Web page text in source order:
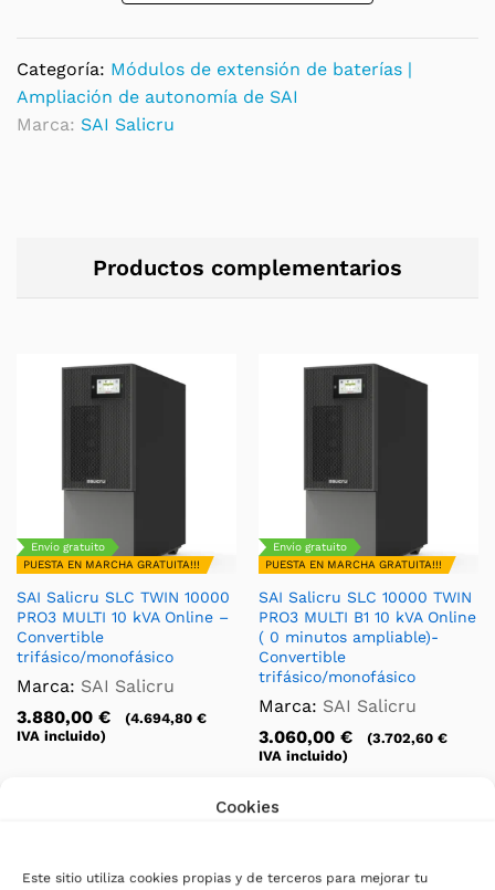
Cookies
Este sitio utiliza cookies propias y de terceros para mejorar tu
autonomía
quantity
Categoría: Módulos de extensión de baterías |
Ampliación de autonomía de SAI
Marca: SAI Salicru
Productos complementarios
Envío gratuito
PUESTA EN MARCHA GRATUITA!!!
SAI Salicru SLC TWIN 10000
PRO3 MULTI 10 kVA Online –
Convertible
trifásico/monofásico
Marca: SAI Salicru
3.880,00 € (4.694,80 €
IVA incluido)
Envío gratuito
PUESTA EN MARCHA GRATUITA!!!
SAI Salicru SLC 10000 TWIN
PRO3 MULTI B1 10 kVA Online
( 0 minutos ampliable)-
Convertible
trifásico/monofásico
Marca: SAI Salicru
3.060,00 € (3.702,60 €
IVA incluido)
Descripción Envío y políticas